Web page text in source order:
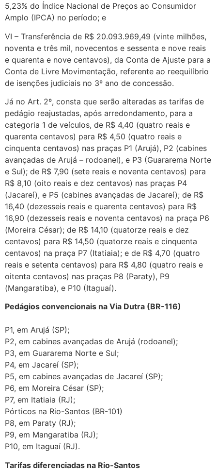
5,23% do Índice Nacional de Preços ao Consumidor
Amplo (IPCA) no período; e
VI – Transferência de R$ 20.093.969,49 (vinte milhões,
noventa e três mil, novecentos e sessenta e nove reais
e quarenta e nove centavos), da Conta de Ajuste para a
Conta de Livre Movimentação, referente ao reequilíbrio
de isenções judiciais no 3º ano de concessão.
Já no Art. 2º, consta que serão alteradas as tarifas de
pedágio reajustadas, após arredondamento, para a
categoria 1 de veículos, de R$ 4,40 (quatro reais e
quarenta centavos) para R$ 4,50 (quatro reais e
cinquenta centavos) nas praças P1 (Arujá), P2 (cabines
avançadas de Arujá – rodoanel), e P3 (Guararema Norte
e Sul); de R$ 7,90 (sete reais e noventa centavos) para
R$ 8,10 (oito reais e dez centavos) nas praças P4
(Jacareí), e P5 (cabines avançadas de Jacareí); de R$
16,40 (dezesseis reais e quarenta centavos) para R$
16,90 (dezesseis reais e noventa centavos) na praça P6
(Moreira César); de R$ 14,10 (quatorze reais e dez
centavos) para R$ 14,50 (quatorze reais e cinquenta
centavos) na praça P7 (Itatiaia); e de R$ 4,70 (quatro
reais e setenta centavos) para R$ 4,80 (quatro reais e
oitenta centavos) nas praças P8 (Paraty), P9
(Mangaratiba), e P10 (Itaguaí).
Pedágios convencionais na Via Dutra (BR-116)
P1, em Arujá (SP);
P2, em cabines avançadas de Arujá (rodoanel);
P3, em Guararema Norte e Sul;
P4, em Jacareí (SP);
P5, em cabines avançadas de Jacareí (SP);
P6, em Moreira César (SP);
P7, em Itatiaia (RJ);
Pórticos na Rio-Santos (BR-101)
P8, em Paraty (RJ);
P9, em Mangaratiba (RJ);
P10, em Itaguaí (RJ).
Tarifas diferenciadas na Rio-Santos